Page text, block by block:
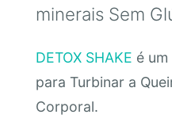
minerais Sem
DETOX SHAKE é
para Turbinar a
Corporal.